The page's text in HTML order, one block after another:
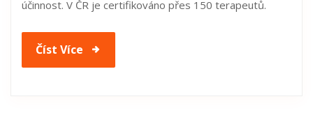
účinnost. V ČR je certifikováno přes 150 terapeutů.
Číst Více